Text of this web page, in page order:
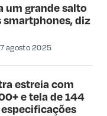
um grande salto
smartphones, diz
7 agosto 2025
estreia com
e tela de 144